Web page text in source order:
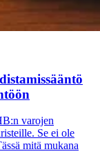
varojen
Se ei ole
mitä mukana